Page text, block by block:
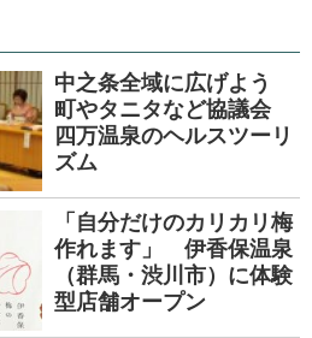
中之条全域に広げよう
町やタニタなど協議会
四万温泉のヘルスツーリ
ズム
「自分だけのカリカリ梅
作れます」 伊香保温泉
（群馬・渋川市）に体験
型店舗オープン